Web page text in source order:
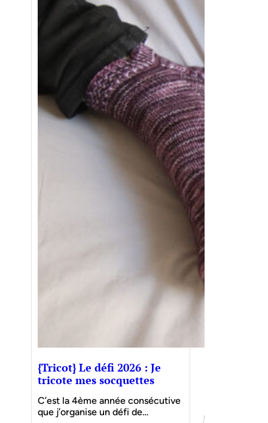
{Tricot} Le défi 2026 : Je
tricote mes socquettes
C’est la 4ème année consécutive
que j’organise un défi de…